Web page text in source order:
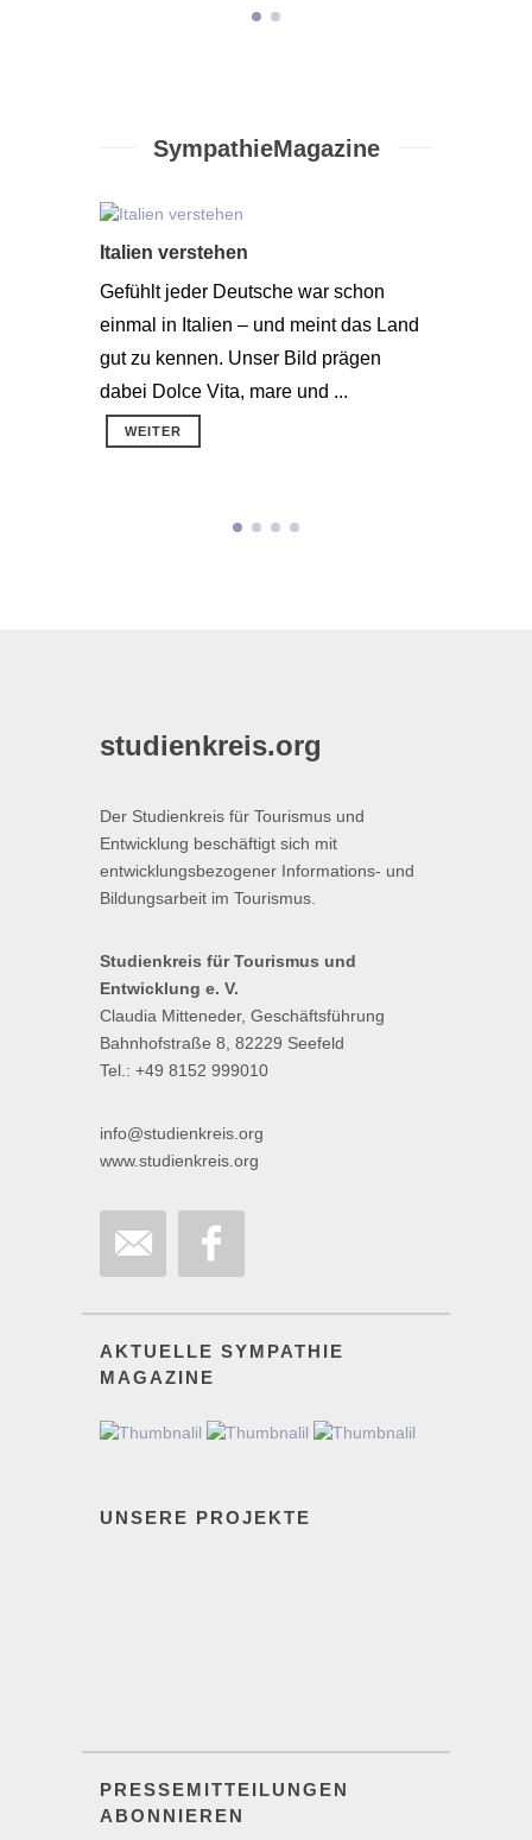
SympathieMagazine
Italien verstehen
Gefühlt jeder Deutsche war schon
einmal in Italien – und meint das Land
gut zu kennen. Unser Bild prägen
dabei Dolce Vita, mare und ...
WEITER
studienkreis.org
Der Studienkreis für Tourismus und
Entwicklung beschäftigt sich mit
entwicklungsbezogener Informations- und
Bildungsarbeit im Tourismus.
Studienkreis für Tourismus und
Entwicklung e. V.
Claudia Mitteneder, Geschäftsführung
Bahnhofstraße 8, 82229 Seefeld
Tel.: +49 8152 999010
info@studienkreis.org
www.studienkreis.org
AKTUELLE SYMPATHIE
MAGAZINE
UNSERE PROJEKTE
PRESSEMITTEILUNGEN
ABONNIEREN